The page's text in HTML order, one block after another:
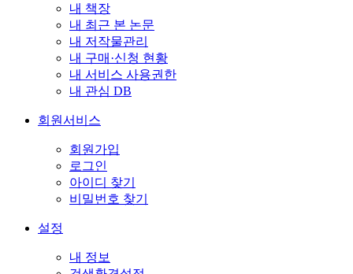
내 책장
내 최근 본 논문
내 저작물관리
내 구매·신청 현황
내 서비스 사용권한
내 관심 DB
회원서비스
회원가입
로그인
아이디 찾기
비밀번호 찾기
설정
내 정보